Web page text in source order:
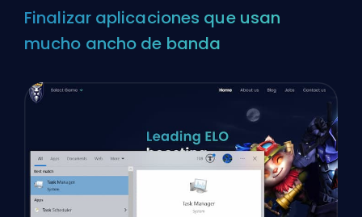
Finalizar aplicaciones que usan
mucho ancho de banda